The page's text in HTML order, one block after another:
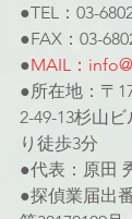
●TEL：03-
●FAX：03-
●MAIL：
●所在地：〒
2-49-13杉山
り徒歩3分
●代表：原田
●探偵業届出